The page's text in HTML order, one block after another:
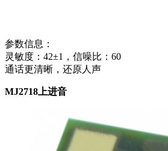
参数信息：
灵敏度：42±1，信噪比：60
通话更清晰，还原人声
MJ2718上进音